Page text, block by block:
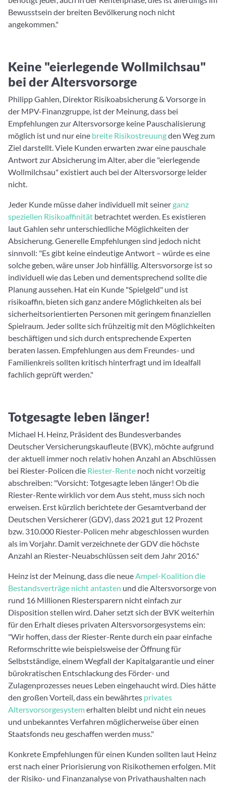
Bewusstsein der breiten Bevölkerung noch nicht
angekommen."
Keine "eierlegende Wollmilchsau"
bei der Altersvorsorge
Philipp Gahlen, Direktor Risikoabsicherung & Vorsorge in
der MPV-Finanzgruppe, ist der Meinung, dass bei
Empfehlungen zur Altersvorsorge keine Pauschalisierung
möglich ist und nur eine breite Risikostreuungden Weg zum
Ziel darstellt. Viele Kunden erwarten zwar eine pauschale
Antwort zur Absicherung im Alter, aber die "eierlegende
Wollmilchsau" existiert auch bei der Altersvorsorge leider
nicht.
Jeder Kunde müsse daher individuell mit seiner ganz
speziellen Risikoaffinität betrachtet werden. Es existieren
laut Gahlen sehr unterschiedliche Möglichkeiten der
Absicherung. Generelle Empfehlungen sind jedoch nicht
sinnvoll: "Es gibt keine eindeutige Antwort – würde es eine
solche geben, wäre unser Job hinfällig. Altersvorsorge ist so
individuell wie das Leben und dementsprechend sollte die
Planung aussehen. Hat ein Kunde "Spielgeld" und ist
risikoaffin, bieten sich ganz andere Möglichkeiten als bei
sicherheitsorientierten Personen mit geringem finanziellen
Spielraum. Jeder sollte sich frühzeitig mit den Möglichkeiten
beschäftigen und sich durch entsprechende Experten
beraten lassen. Empfehlungen aus dem Freundes- und
Familienkreis sollten kritisch hinterfragt und im Idealfall
fachlich geprüft werden."
Totgesagte leben länger!
Michael H. Heinz, Präsident des Bundesverbandes
Deutscher Versicherungskaufleute (BVK), möchte aufgrund
der aktuell immer noch relativ hohen Anzahl an Abschlüssen
bei Riester-Policen die Riester-Rente noch nicht vorzeitig
abschreiben: "Vorsicht: Totgesagte leben länger! Ob die
Riester-Rente wirklich vor dem Aus steht, muss sich noch
erweisen. Erst kürzlich berichtete der Gesamtverband der
Deutschen Versicherer (GDV), dass 2021 gut 12 Prozent
bzw. 310.000 Riester-Policen mehr abgeschlossen wurden
als im Vorjahr. Damit verzeichnete der GDV die höchste
Anzahl an Riester-Neuabschlüssen seit dem Jahr 2016."
Heinz ist der Meinung, dass die neueAmpel-Koalition die
Bestandsverträge nicht antasten und die Altersvorsorge von
rund 16 Millionen Riestersparern nicht einfach zur
Disposition stellen wird. Daher setzt sich der BVK weiterhin
für den Erhalt dieses privaten Altersvorsorgesystems ein:
"Wir hoffen, dass der Riester-Rente durch ein paar einfache
Reformschritte wie beispielsweise der Öffnung für
Selbstständige, einem Wegfall der Kapitalgarantie und einer
bürokratischen Entschlackung des Förder- und
Zulagenprozesses neues Leben eingehaucht wird. Dies hätte
den großen Vorteil, dass ein bewährtes privates
Altersvorsorgesystemerhalten bleibt und nicht ein neues
und unbekanntes Verfahren möglicherweise über einen
Staatsfonds neu geschaffen werden muss."
Konkrete Empfehlungen für einen Kunden sollten laut Heinz
erst nach einer Priorisierung von Risikothemen erfolgen. Mit
der Risiko- und Finanzanalyse von Privathaushalten nach